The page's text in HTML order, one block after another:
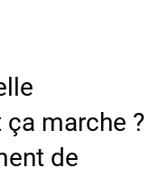
marche ?
de